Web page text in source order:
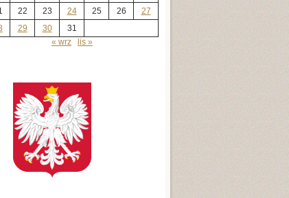
22 23 24 25 26
27
29 30
31
« wrz
lis »